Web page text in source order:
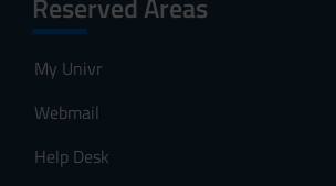
My Univr
Webmail
Help Desk